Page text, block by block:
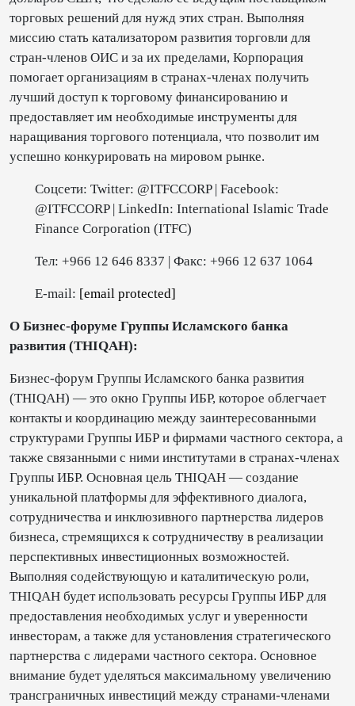
торговых решений для нужд этих стран. Выполняя
миссию стать катализатором развития торговли для
стран-членов ОИС и за их пределами, Корпорация
помогает организациям в странах-членах получить
лучший доступ к торговому финансированию и
предоставляет им необходимые инструменты для
наращивания торгового потенциала, что позволит им
успешно конкурировать на мировом рынке.
Соцсети: Twitter: @ITFCCORP | Facebook:
@ITFCCORP | LinkedIn: International Islamic Trade
Finance Corporation (ITFC)
Тел: +966 12 646 8337 | Факс: +966 12 637 1064
E-mail: [email protected]
О Бизнес-форуме Группы Исламского банка
развития (THIQAH):
Бизнес-форум Группы Исламского банка развития
(THIQAH) — это окно Группы ИБР, которое облегчает
контакты и координацию между заинтересованными
структурами Группы ИБР и фирмами частного сектора, а
также связанными с ними институтами в странах-членах
Группы ИБР. Основная цель THIQAH — создание
уникальной платформы для эффективного диалога,
сотрудничества и инклюзивного партнерства лидеров
бизнеса, стремящихся к сотрудничеству в реализации
перспективных инвестиционных возможностей.
Выполняя содействующую и каталитическую роли,
THIQAH будет использовать ресурсы Группы ИБР для
предоставления необходимых услуг и уверенности
инвесторам, а также для установления стратегического
партнерства с лидерами частного сектора. Основное
внимание будет уделяться максимальному увеличению
трансграничных инвестиций между странами-членами